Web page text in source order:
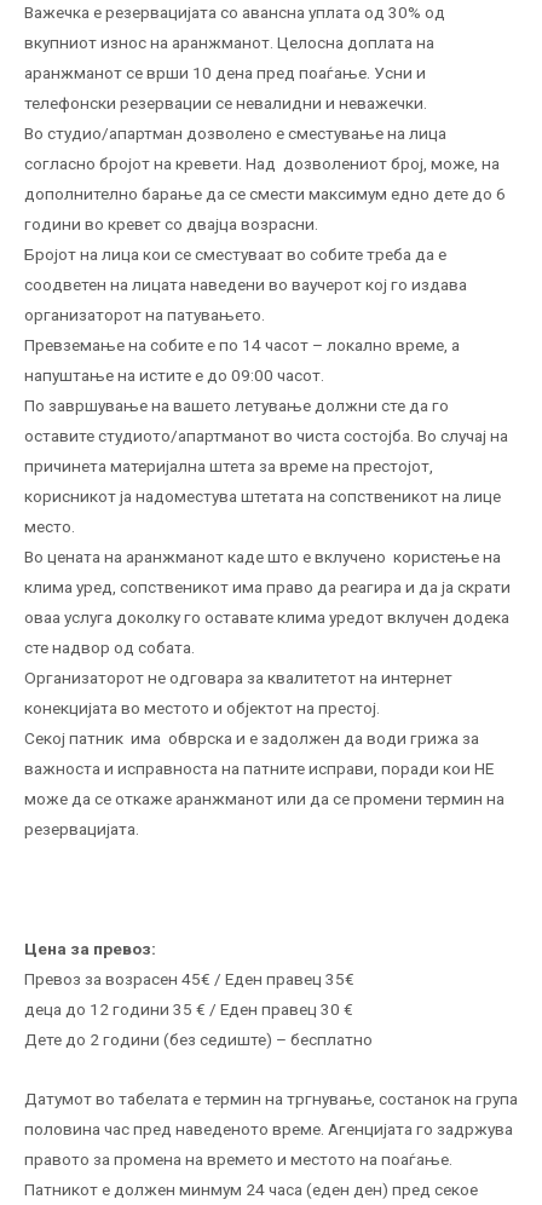
Важечка е резервацијата со авансна уплата од 30% од
вкупниот износ на аранжманот. Целосна доплата на
аранжманот се врши 10 дена пред поаѓање. Усни и
телефонски резервации се невалидни и неважечки.
Во студио/апартман дозволено е сместување на лица
согласно бројот на кревети. Над дозволениот број, може, на
дополнително барање да се смести максимум едно дете до 6
години во кревет со двајца возрасни.
Бројот на лица кои се сместуваат во собите треба да е
соодветен на лицата наведени во ваучерот кој го издава
организаторот на патувањето.
Превземање на собите е по 14 часот – локално време, а
напуштање на истите е до 09:00 часот.
По завршување на вашето летување должни сте да го
оставите студиото/апартманот во чиста состојба. Во случај на
причинета материјална штета за време на престојот,
корисникот ја надоместува штетата на сопственикот на лице
место.
Во цената на аранжманот каде што е вклучено користење на
клима уред, сопственикот има право да реагира и да ја скрати
оваа услуга доколку го оставате клима уредот вклучен додека
сте надвор од собата.
Организаторот не одговара за квалитетот на интернет
конекцијата во местото и објектот на престој.
Секој патник има обврска и е задолжен да води грижа за
важноста и исправноста на патните исправи, поради кои НЕ
можe да се откаже аранжманот или да се промени термин на
резервацијата.
Цена за превоз:
Превоз за возрасен 45€ / Еден правец 35€
деца до 12 години 35 € / Еден правец 30 €
Дете до 2 години (без седиште) – бесплатно
Датумот во табелата е термин на тргнување, состанок на група
половина час пред наведеното време. Агенцијата го задржува
правото за промена на времето и местото на поаѓање.
Патникот е должен минмум 24 часа (еден ден) пред секое